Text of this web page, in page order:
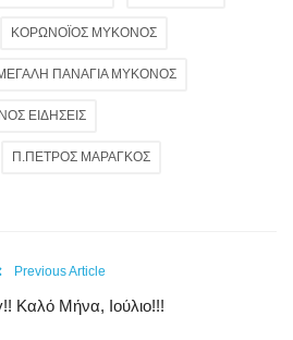
ΚΟΡΩΝΟΪΟΣ ΜΥΚΟΝΟΣ
ΠΑΝΑΓΙΑ ΜΥΚΟΝΟΣ
ΕΙΔΗΣΕΙΣ
Π.ΠΕΤΡΟΣ ΜΑΡΑΓΚΟΣ
Previous Article
Καλό Μήνα, Ιούλιο!!!